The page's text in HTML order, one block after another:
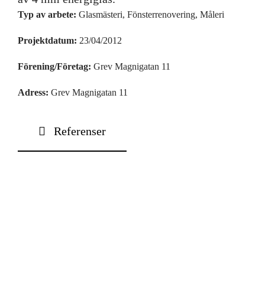
Kunskap & inspiration
Typ av arbete: Glasmästeri, Fönsterrenovering, Måleri
Projektdatum: 23/04/2012
Förening/Företag: Grev Magnigatan 11
Adress: Grev Magnigatan 11
Referenser